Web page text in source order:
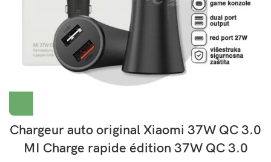
Chargeur auto original Xiaomi 37W QC 3.0
MI Charge rapide édition 37W QC 3.0